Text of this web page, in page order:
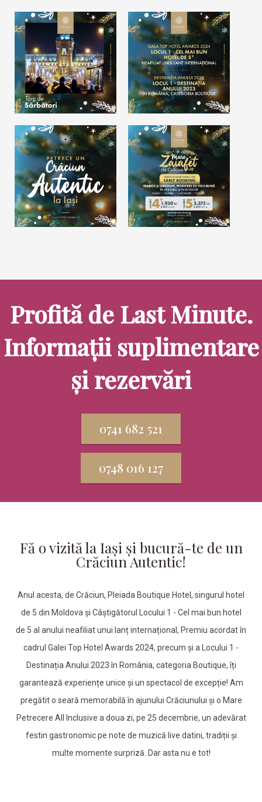
Profită de Last Minute.
Informații suplimentare
și rezervări
0741 682 521
0748 016 127
Fă o vizită la Iași și bucură-te de un
Crăciun Autentic!
Anul acesta, de Crăciun, Pleiada Boutique Hotel, singurul hotel
de 5 din Moldova și Câștigătorul Locului 1 - Cel mai bun hotel
de 5 al anului neafiliat unui lanț internațional, Premiu acordat în
cadrul Galei Top Hotel Awards 2024, precum și a Locului 1 -
Destinația Anului 2023 în România, categoria Boutique, îți
garantează experiențe unice și un spectacol de excepție! Am
pregătit o seară memorabilă în ajunului Crăciunului și o Mare
Petrecere All Inclusive a doua zi, pe 25 decembrie, un adevărat
festin gastronomic pe note de muzică live datini, tradiții și
multe momente surpriză. Dar asta nu e tot!